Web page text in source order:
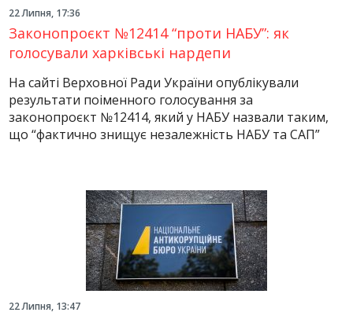
22 Липня, 17:36
Законопроєкт №12414 “проти НАБУ”: як
голосували харківські нардепи
На сайті Верховної Ради України опублікували
результати поіменного голосування за
законопроєкт №12414, який у НАБУ назвали таким,
що “фактично знищує незалежність НАБУ та САП”
22 Липня, 13:47